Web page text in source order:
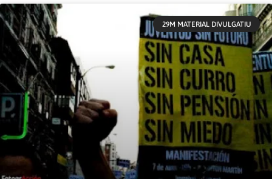
29M MATERIAL DIVULGATIU